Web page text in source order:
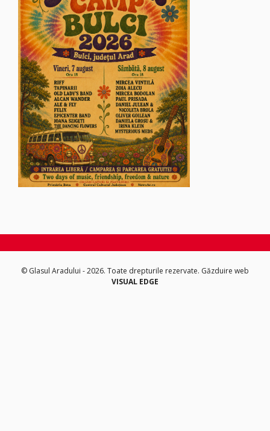
© Glasul Aradului - 2026. Toate drepturile rezervate. Găzduire web
VISUAL EDGE